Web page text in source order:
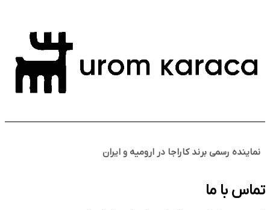
نماینده رسمی برند کاراجا در ارومیه و ایران
تماس با ما